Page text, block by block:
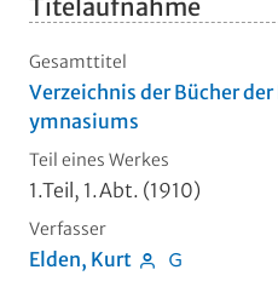
Titelaufnahme
Gesamttitel
Verzeichnis der Bücher
ymnasiums
Teil eines Werkes
1.Teil, 1.Abt. (1910)
Verfasser
Elden, Kurt